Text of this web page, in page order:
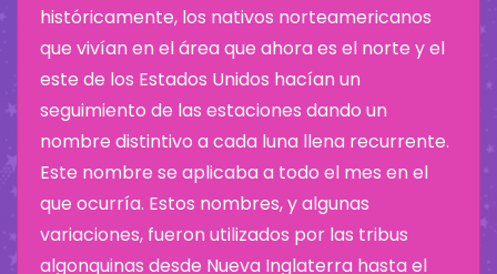
históricamente, los nativos norteamericanos
que vivían en el área que ahora es el norte y el
este de los Estados Unidos hacían un
seguimiento de las estaciones dando un
nombre distintivo a cada luna llena recurrente.
Este nombre se aplicaba a todo el mes en el
que ocurría. Estos nombres, y algunas
variaciones, fueron utilizados por las tribus
algonquinas desde Nueva Inglaterra hasta el